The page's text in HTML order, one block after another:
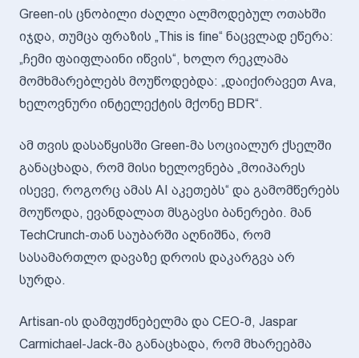
Green-ის ცნობილი ძაღლი ალმოდებულ ოთახში
იჯდა, თუმცა ფრაზის „This is fine“ ნაცვლად ეწერა:
„ჩემი ფაიფლაინი იწვის“, ხოლო რეკლამა
მომხმარებლებს მოუწოდებდა: „დაიქირავეთ Ava,
ხელოვნური ინტელექტის მქონე BDR“.
ამ თვის დასაწყისში Green-მა სოციალურ ქსელში
განაცხადა, რომ მისი ხელოვნება „მოიპარეს
ისევე, როგორც ამას AI აკეთებს“ და გამომწერებს
მოუწოდა, ევანდალათ მსგავსი ბანერები. მან
TechCrunch-თან საუბარში აღნიშნა, რომ
სასამართლო დავაზე დროის დაკარგვა არ
სურდა.
Artisan-ის დამფუძნებელმა და CEO-მ, Jaspar
Carmichael-Jack-მა განაცხადა, რომ მხარეებმა